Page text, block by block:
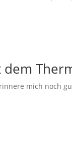
mich noch